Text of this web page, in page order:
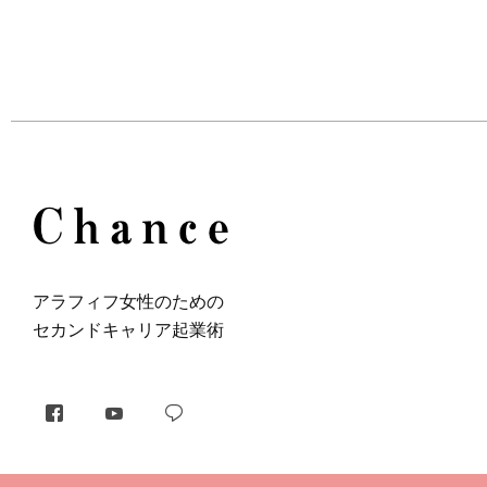
アラフィフ⼥性のための
セカンドキャリア起業術